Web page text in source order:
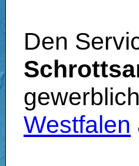
Den
Westfalen